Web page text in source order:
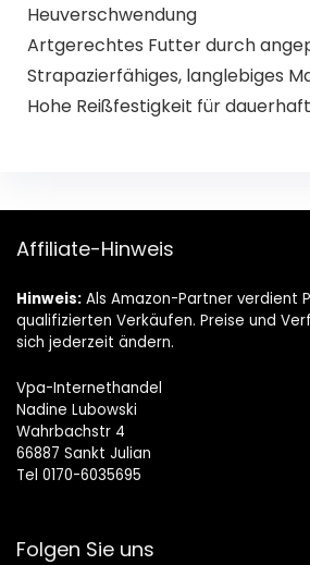
Heuverschwendung
Artgerechtes Futter durch
Strapazierfähiges, langlebiges
Hohe Reißfestigkeit für
Affiliate-Hinweis
Hinweis: Als Amazon-Partner verdient
qualifizierten Verkäufen. Preise und
sich jederzeit ändern.
Vpa-Internethandel
Nadine Lubowski
Wahrbachstr 4
66887 Sankt Julian
Tel 0170-6035695
Folgen Sie uns